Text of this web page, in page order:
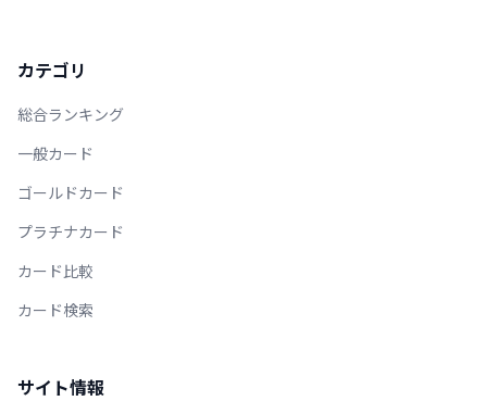
カテゴリ
総合ランキング
一般カード
ゴールドカード
プラチナカード
カード比較
カード検索
サイト情報